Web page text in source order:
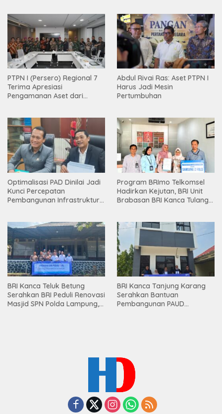
PTPN I (Persero) Regional 7
Terima Apresiasi
Pengamanan Aset dari
Abdul Rivai Ras: Aset PTPN I
Harus Jadi Mesin
Pertumbuhan
Optimalisasi PAD Dinilai Jadi
Kunci Percepatan
Pembangunan Infrastruktur
Program BRImo Telkomsel
Hadirkan Kejutan, BRI Unit
Brabasan BRI Kanca Tulang
Mesuji
BRI Kanca Teluk Betung
Serahkan BRI Peduli Renovasi
Masjid SPN Polda Lampung,
BRI Kanca Tanjung Karang
Serahkan Bantuan
Pembangunan PAUD